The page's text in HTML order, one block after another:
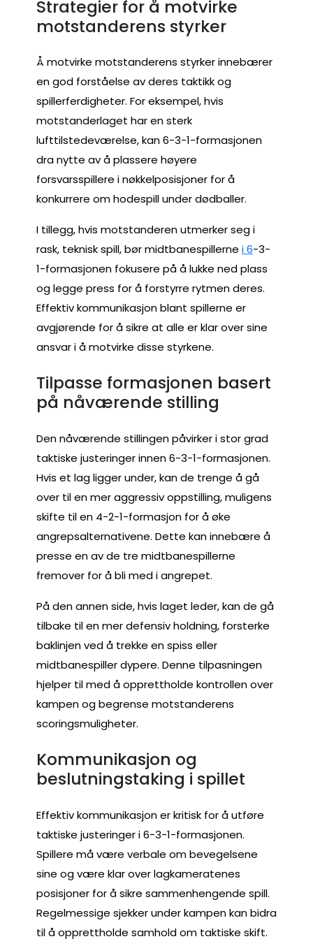
Strategier for å motvirke
motstanderens styrker
Å motvirke motstanderens styrker innebærer
en god forståelse av deres taktikk og
spillerferdigheter. For eksempel, hvis
motstanderlaget har en sterk
lufttilstedeværelse, kan 6-3-1-formasjonen
dra nytte av å plassere høyere
forsvarsspillere i nøkkelposisjoner for å
konkurrere om hodespill under dødballer.
I tillegg, hvis motstanderen utmerker seg i
rask, teknisk spill, bør midtbanespillerne i 6-3-
1-formasjonen fokusere på å lukke ned plass
og legge press for å forstyrre rytmen deres.
Effektiv kommunikasjon blant spillerne er
avgjørende for å sikre at alle er klar over sine
ansvar i å motvirke disse styrkene.
Tilpasse formasjonen basert
på nåværende stilling
Den nåværende stillingen påvirker i stor grad
taktiske justeringer innen 6-3-1-formasjonen.
Hvis et lag ligger under, kan de trenge å gå
over til en mer aggressiv oppstilling, muligens
skifte til en 4-2-1-formasjon for å øke
angrepsalternativene. Dette kan innebære å
presse en av de tre midtbanespillerne
fremover for å bli med i angrepet.
På den annen side, hvis laget leder, kan de gå
tilbake til en mer defensiv holdning, forsterke
baklinjen ved å trekke en spiss eller
midtbanespiller dypere. Denne tilpasningen
hjelper til med å opprettholde kontrollen over
kampen og begrense motstanderens
scoringsmuligheter.
Kommunikasjon og
beslutningstaking i spillet
Effektiv kommunikasjon er kritisk for å utføre
taktiske justeringer i 6-3-1-formasjonen.
Spillere må være verbale om bevegelsene
sine og være klar over lagkameratenes
posisjoner for å sikre sammenhengende spill.
Regelmessige sjekker under kampen kan bidra
til å opprettholde samhold om taktiske skift.